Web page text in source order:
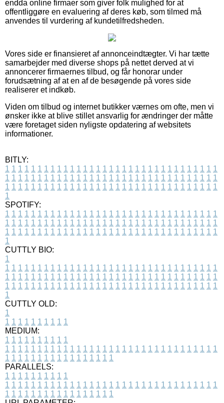
endda online firmaer som giver folk mulighed for at
offentliggøre en evaluering af deres køb, som tilmed må
anvendes til vurdering af kundetilfredsheden.
Vores side er finansieret af annonceindtægter. Vi har tætte
samarbejder med diverse shops på nettet derved at vi
annoncerer firmaernes tilbud, og får honorar under
forudsætning af at en af de besøgende på vores side
realiserer et indkøb.
Viden om tilbud og internet butikker værnes om ofte, men vi
ønsker ikke at blive stillet ansvarlig for ændringer der måtte
være foretaget siden nyligste opdatering af websitets
informationer.
BITLY:
1 1 1 1 1 1 1 1 1 1 1 1 1 1 1 1 1 1 1 1 1 1 1 1 1 1 1 1 1 1 1 1 1
1 1 1 1 1 1 1 1 1 1 1 1 1 1 1 1 1 1 1 1 1 1 1 1 1 1 1 1 1 1 1 1 1
1 1 1 1 1 1 1 1 1 1 1 1 1 1 1 1 1 1 1 1 1 1 1 1 1 1 1 1 1 1 1 1 1
1
SPOTIFY:
1 1 1 1 1 1 1 1 1 1 1 1 1 1 1 1 1 1 1 1 1 1 1 1 1 1 1 1 1 1 1 1 1
1 1 1 1 1 1 1 1 1 1 1 1 1 1 1 1 1 1 1 1 1 1 1 1 1 1 1 1 1 1 1 1 1
1 1 1 1 1 1 1 1 1 1 1 1 1 1 1 1 1 1 1 1 1 1 1 1 1 1 1 1 1 1 1 1 1
1
CUTTLY BIO:
1
1 1 1 1 1 1 1 1 1 1 1 1 1 1 1 1 1 1 1 1 1 1 1 1 1 1 1 1 1 1 1 1 1
1 1 1 1 1 1 1 1 1 1 1 1 1 1 1 1 1 1 1 1 1 1 1 1 1 1 1 1 1 1 1 1 1
1 1 1 1 1 1 1 1 1 1 1 1 1 1 1 1 1 1 1 1 1 1 1 1 1 1 1 1 1 1 1 1 1
1
CUTTLY OLD:
1
1 1 1 1 1 1 1 1 1 1
MEDIUM:
1 1 1 1 1 1 1 1 1 1
1 1 1 1 1 1 1 1 1 1 1 1 1 1 1 1 1 1 1 1 1 1 1 1 1 1 1 1 1 1 1 1 1
1 1 1 1 1 1 1 1 1 1 1 1 1 1 1 1 1
PARALLELS:
1 1 1 1 1 1 1 1 1 1
1 1 1 1 1 1 1 1 1 1 1 1 1 1 1 1 1 1 1 1 1 1 1 1 1 1 1 1 1 1 1 1 1
1 1 1 1 1 1 1 1 1 1 1 1 1 1 1 1 1